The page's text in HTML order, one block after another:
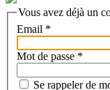
Vous avez déjà un
Email *
Mot de passe *
Se rappeler de